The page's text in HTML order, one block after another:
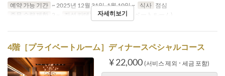
예약 가능 기간 ~ 2025년 12월 31일, 1월 10일 ~ 식사 점심
주문 수량 제한
2 ~ 좌석 카테고리 4階(プライベートルーム)
자세히보기
4階［プライベートルーム］ディナースペシャルコース
¥ 22,000 (서비스 제외 ･ 세금 포함)